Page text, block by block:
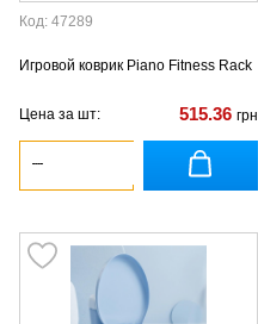
Код: 47289
Игровой коврик Piano Fitness Rack
Цена за шт: 515.36 грн